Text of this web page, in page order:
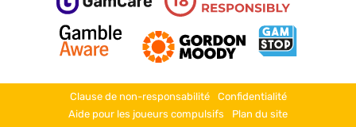
Clause de non-responsabilité
Confidentialité
Aide pour les joueurs compulsifs
Plan du site